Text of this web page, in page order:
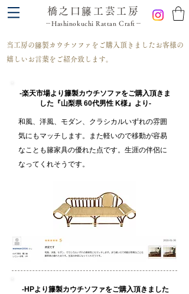
橋之口籐工芸工房
－Hashinokuchi Rattan Craft－
​当工房の籐製カウチソファをご購入頂きましたお客様の
嬉しいお言葉をご紹介致します。
-楽天市場より籐製カウチソファをご購入頂きま
した『山梨県 60代男性 K様』より-
和風、洋風、モダン、クラシカルいずれの雰囲
気にもマッチします。また軽いので移動が容易
なことも籐家具の優れた点です。生涯の伴侶に
なってくれそうです。
-HPより籐製カウチソファをご購入頂きました